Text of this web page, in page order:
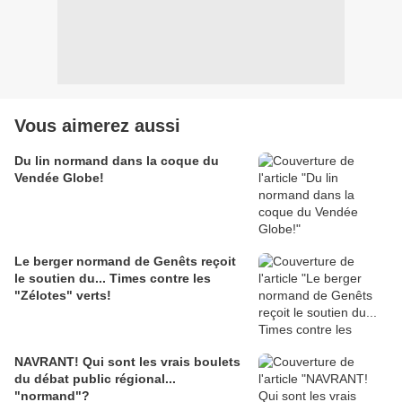
Vous aimerez aussi
Du lin normand dans la coque du
Vendée Globe!
Le berger normand de Genêts reçoit
le soutien du... Times contre les
"Zélotes" verts!
NAVRANT! Qui sont les vrais boulets
du débat public régional...
"normand"?